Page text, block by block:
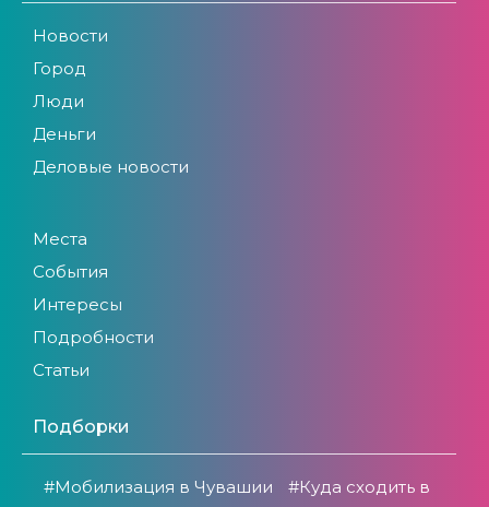
Новости
Город
Люди
Деньги
Деловые новости
Места
События
Интересы
Подробности
Статьи
Подборки
#Мобилизация в Чувашии
#Куда сходить в